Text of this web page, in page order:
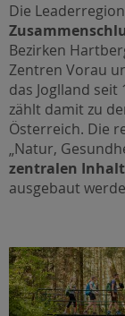
Die
Bezirken
Zentren Vorau
das Joglland seit
zählt damit zu
Österreich. Die
„Natur,
zentralen
ausgebaut